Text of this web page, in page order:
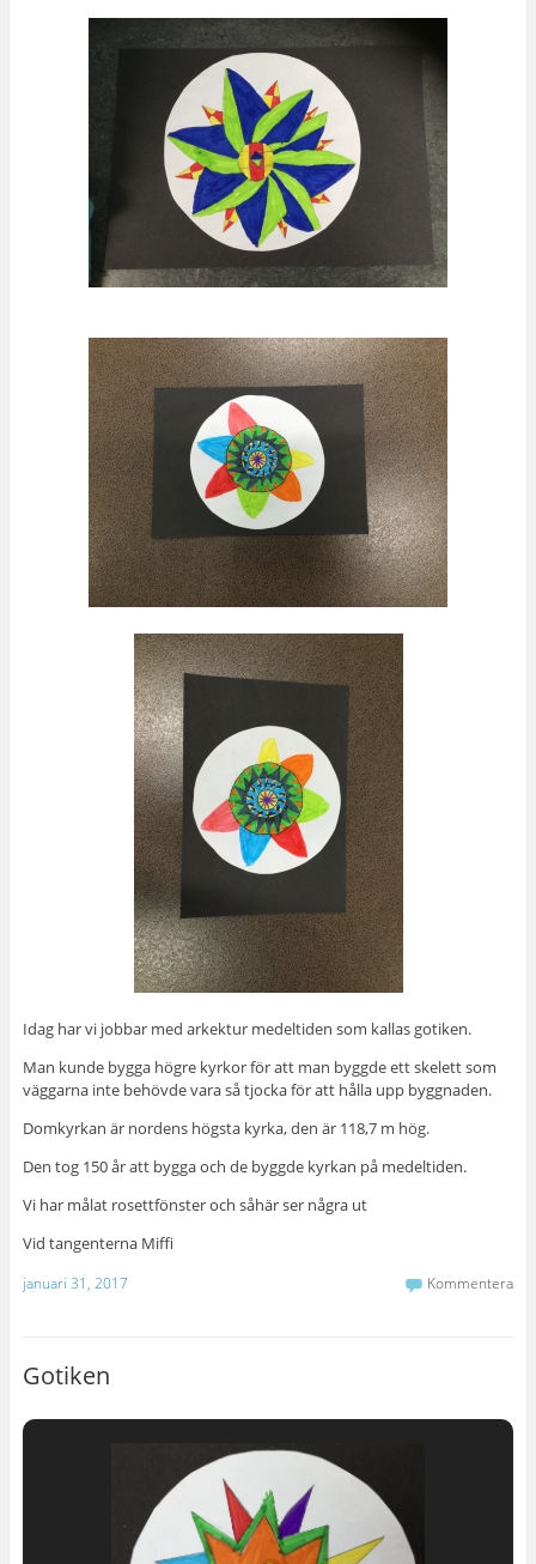
Idag har vi jobbar med arkektur medeltiden som kallas gotiken.
Man kunde bygga högre kyrkor för att man byggde ett skelett som
väggarna inte behövde vara så tjocka för att hålla upp byggnaden.
Domkyrkan är nordens högsta kyrka, den är 118,7 m hög.
Den tog 150 år att bygga och de byggde kyrkan på medeltiden.
Vi har målat rosettfönster och såhär ser några ut
Vid tangenterna Miffi
januari 31, 2017 Kommentera
Gotiken